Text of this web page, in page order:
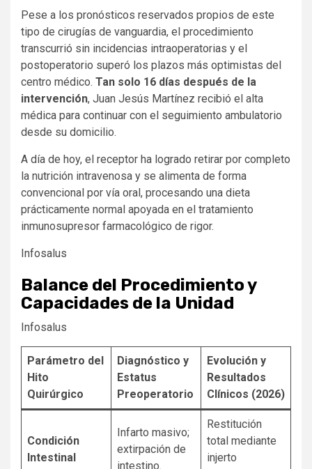
Pese a los pronósticos reservados propios de este
tipo de cirugías de vanguardia, el procedimiento
transcurrió sin incidencias intraoperatorias y el
postoperatorio superó los plazos más optimistas del
centro médico. Tan solo 16 días después de la
intervención, Juan Jesús Martínez recibió el alta
médica para continuar con el seguimiento ambulatorio
desde su domicilio.
A día de hoy, el receptor ha logrado retirar por completo
la nutrición intravenosa y se alimenta de forma
convencional por vía oral, procesando una dieta
prácticamente normal apoyada en el tratamiento
inmunosupresor farmacológico de rigor.
Infosalus
Balance del Procedimiento y
Capacidades de la Unidad
Infosalus
Parámetro del
Hito
Quirúrgico
Diagnóstico y
Estatus
Preoperatorio
Evolución y
Resultados
Clínicos (2026)
Condición
Intestinal
Infarto masivo;
extirpación de
intestino.
Restitución
total mediante
injerto